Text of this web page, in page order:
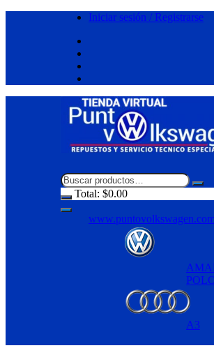
Iniciar sesión / Registrarse
Total: $0.00
A3